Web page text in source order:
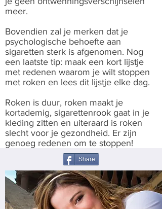
meer.
Bovendien zal je merken dat je
psychologische behoefte aan
sigaretten sterk is afgenomen. Nog
een laatste tip: maak een kort lijstje
met redenen waarom je wilt stoppen
met roken en lees dit lijstje elke dag.
Roken is duur, roken maakt je
kortademig, sigarettenrook gaat in je
kleding zitten en uiteraard is roken
slecht voor je gezondheid. Er zijn
genoeg redenen om te stoppen!
Share